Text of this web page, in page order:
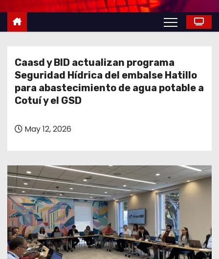
n
Caasd y BID actualizan programa
Seguridad Hídrica del embalse Hatillo
para abastecimiento de agua potable a
Cotuí y el GSD
May 12, 2026